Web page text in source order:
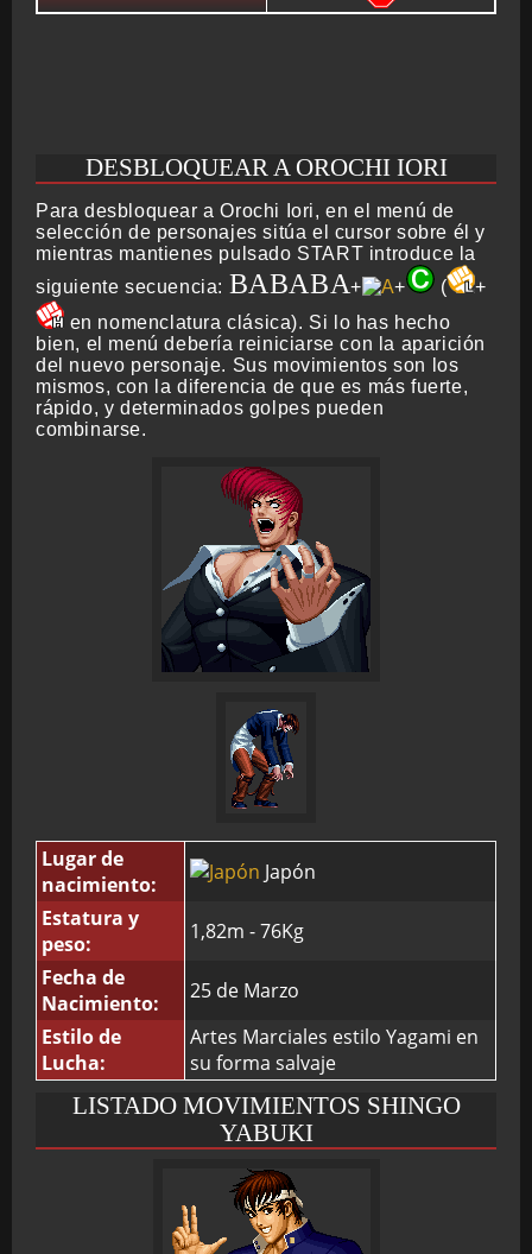
DESBLOQUEAR A OROCHI IORI
Para desbloquear a Orochi Iori, en el menú de
selección de personajes sitúa el cursor sobre él y
mientras mantienes pulsado START introduce la
siguiente secuencia: BABABA+ + (
+
en nomenclatura clásica). Si lo has hecho
bien, el menú debería reiniciarse con la aparición
del nuevo personaje. Sus movimientos son los
mismos, con la diferencia de que es más fuerte,
rápido, y determinados golpes pueden
combinarse.
Lugar de
nacimiento:
Japón
Estatura y
peso:
1,82m - 76Kg
Fecha de
Nacimiento:
25 de Marzo
Estilo de
Lucha:
Artes Marciales estilo Yagami en
su forma salvaje
LISTADO MOVIMIENTOS SHINGO
YABUKI